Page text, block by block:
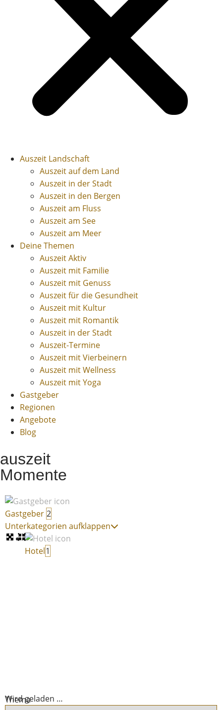
Auszeit Landschaft
Auszeit auf dem Land
Auszeit in der Stadt
Auszeit in den Bergen
Auszeit am Fluss
Auszeit am See
Auszeit am Meer
Deine Themen
Auszeit Aktiv
Auszeit mit Familie
Auszeit mit Genuss
Auszeit für die Gesundheit
Auszeit mit Kultur
Auszeit mit Romantik
Auszeit in der Stadt
Auszeit-Termine
Auszeit mit Vierbeinern
Auszeit mit Wellness
Auszeit mit Yoga
Gastgeber
Regionen
Angebote
Blog
auszeit
Momente
Gastgeber 2
Unterkategorien aufklappen
Hotel1
Wird geladen …
Thema